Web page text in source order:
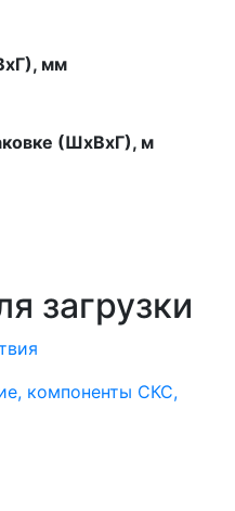
мм
(ШхВхГ), м
загрузки